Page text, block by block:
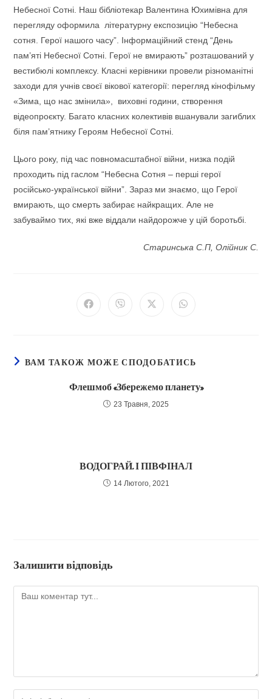
Небесної Сотні. Наш бібліотекар Валентина Юхимівна для
перегляду оформила літературну експозицію “Небесна
сотня. Герої нашого часу”. Інформаційний стенд “День
пам’яті Небесної Сотні. Герої не вмирають” розташований у
вестибюлі комплексу. Класні керівники провели різноманітні
заходи для учнів своєї вікової категорії: перегляд кінофільму
«Зима, що нас змінила», виховні години, створення
відеопроєкту. Багато класних колективів вшанували загиблих
біля пам’ятнику Героям Небесної Сотні.
Цього року, під час повномасштабної війни, низка подій
проходить під гаслом “Небесна Сотня – перші герої
російсько-української війни”. Зараз ми знаємо, що Герої
вмирають, що смерть забирає найкращих. Але не
забуваймо тих, які вже віддали найдорожче у цій боротьбі.
Старинська С.П, Олійник С.
ВідкритиВідкритиВідкритиВідкрити
ВАМ ТАКОЖ МОЖЕ СПОДОБАТИСЬ
Флешмоб «Збережемо планету»
23 Травня, 2025
ВОДОГРАЙ. І ПІВФІНАЛ
14 Лютого, 2021
Залишити відповідь
Коментар